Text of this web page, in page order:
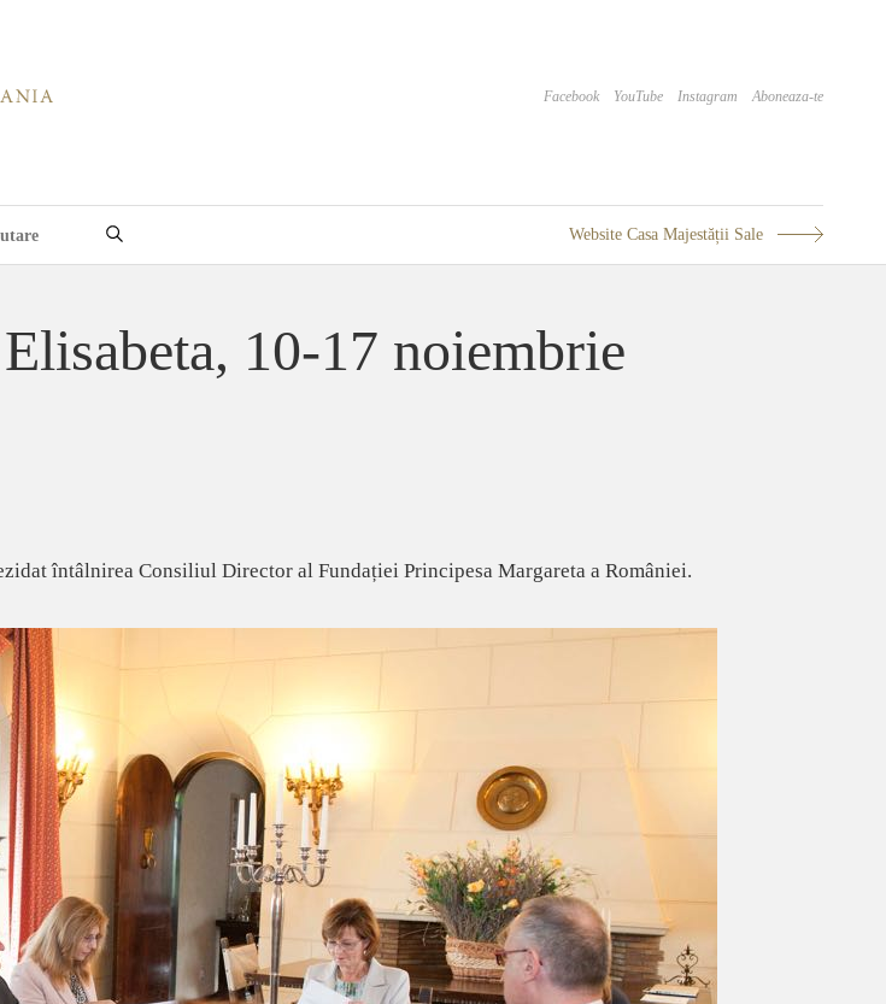
Facebook YouTube Instagram Aboneaza-te
Website Casa Majestății Sale
10-17 noiembrie
întâlnirea Consiliul Director al Fundației Principesa Margareta a României.